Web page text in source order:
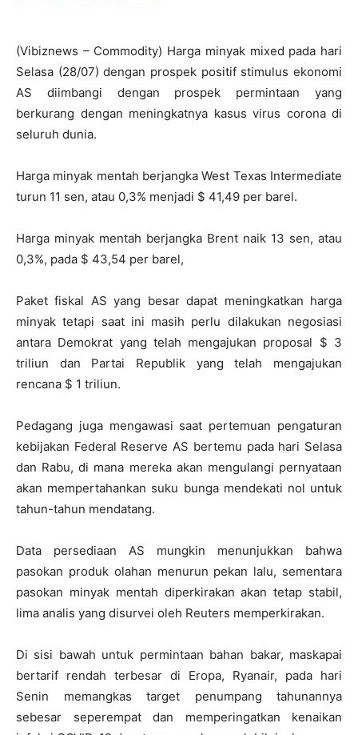
(Vibiznews – Commodity) Harga minyak mixed pada hari
Selasa (28/07) dengan prospek positif stimulus ekonomi
AS diimbangi dengan prospek permintaan yang
berkurang dengan meningkatnya kasus virus corona di
seluruh dunia.
Harga minyak mentah berjangka West Texas Intermediate
turun 11 sen, atau 0,3% menjadi $ 41,49 per barel.
Harga minyak mentah berjangka Brent naik 13 sen, atau
0,3%, pada $ 43,54 per barel,
Paket fiskal AS yang besar dapat meningkatkan harga
minyak tetapi saat ini masih perlu dilakukan negosiasi
antara Demokrat yang telah mengajukan proposal $ 3
triliun dan Partai Republik yang telah mengajukan
rencana $ 1 triliun.
Pedagang juga mengawasi saat pertemuan pengaturan
kebijakan Federal Reserve AS bertemu pada hari Selasa
dan Rabu, di mana mereka akan mengulangi pernyataan
akan mempertahankan suku bunga mendekati nol untuk
tahun-tahun mendatang.
Data persediaan AS mungkin menunjukkan bahwa
pasokan produk olahan menurun pekan lalu, sementara
pasokan minyak mentah diperkirakan akan tetap stabil,
lima analis yang disurvei oleh Reuters memperkirakan.
Di sisi bawah untuk permintaan bahan bakar, maskapai
bertarif rendah terbesar di Eropa, Ryanair, pada hari
Senin memangkas target penumpang tahunannya
sebesar seperempat dan memperingatkan kenaikan